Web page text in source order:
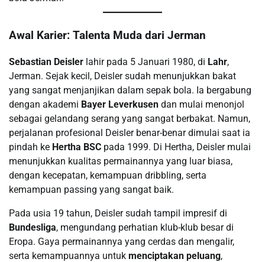
Awal Karier: Talenta Muda dari Jerman
Sebastian Deisler lahir pada 5 Januari 1980, di Lahr,
Jerman. Sejak kecil, Deisler sudah menunjukkan bakat
yang sangat menjanjikan dalam sepak bola. Ia bergabung
dengan akademi Bayer Leverkusen dan mulai menonjol
sebagai gelandang serang yang sangat berbakat. Namun,
perjalanan profesional Deisler benar-benar dimulai saat ia
pindah ke Hertha BSC pada 1999. Di Hertha, Deisler mulai
menunjukkan kualitas permainannya yang luar biasa,
dengan kecepatan, kemampuan dribbling, serta
kemampuan passing yang sangat baik.
Pada usia 19 tahun, Deisler sudah tampil impresif di
Bundesliga, mengundang perhatian klub-klub besar di
Eropa. Gaya permainannya yang cerdas dan mengalir,
serta kemampuannya untuk menciptakan peluang,